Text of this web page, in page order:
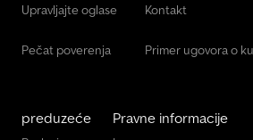
Upravljajte oglase
Pečat poverenja
Kontakt
Primer ugovora o
preduzeće Pravne informacije